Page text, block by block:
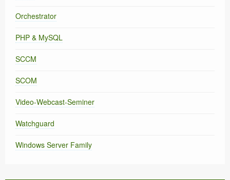
Orchestrator
PHP & MySQL
SCCM
SCOM
Video-Webcast-Seminer
Watchguard
Windows Server Family